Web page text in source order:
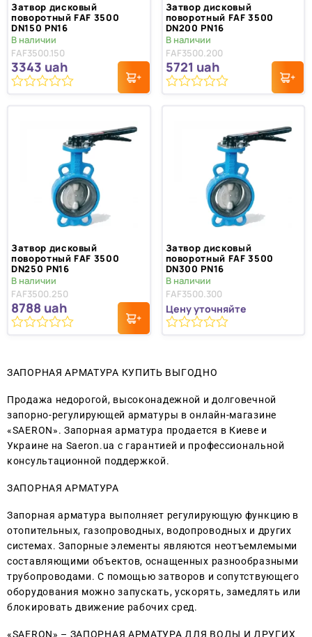
Затвор дисковый
поворотный FAF 3500
DN150 PN16
В наличии
FAF3500.150
3343 uah
Затвор дисковый
поворотный FAF 3500
DN200 PN16
В наличии
FAF3500.200
5721 uah
Затвор дисковый
поворотный FAF 3500
DN250 PN16
В наличии
FAF3500.250
8788 uah
Затвор дисковый
поворотный FAF 3500
DN300 PN16
В наличии
FAF3500.300
Цену уточняйте
ЗАПОРНАЯ АРМАТУРА КУПИТЬ ВЫГОДНО
Продажа недорогой, высоконадежной и долговечной
запорно-регулирующей арматуры в онлайн-магазине
«SAERON». Запорная арматура продается в Киеве и
Украине на Saeron.ua с гарантией и профессиональной
консультационной поддержкой.
ЗАПОРНАЯ АРМАТУРА
Запорная арматура выполняет регулирующую функцию в
отопительных, газопроводных, водопроводных и других
системах. Запорные элементы являются неотъемлемыми
составляющими объектов, оснащенных разнообразными
трубопроводами. С помощью затворов и сопутствующего
оборудования можно запускать, ускорять, замедлять или
блокировать движение рабочих сред.
«SAERON» – ЗАПОРНАЯ АРМАТУРА ДЛЯ ВОДЫ И ДРУГИХ